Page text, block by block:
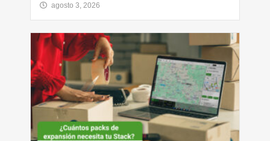
agosto 3, 2026